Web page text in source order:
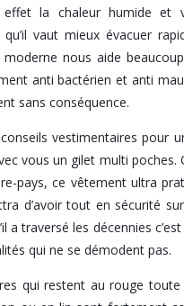
effet la chaleur humide
vaut mieux évacuer
moderne nous aide
anti bactérien et anti
sans conséquence.
vestimentaires pour
vous un gilet multi
pays, ce vêtement ultra
d’avoir tout en sécurité
a traversé les décennies
qui ne se démodent pas.
qui restent au rouge